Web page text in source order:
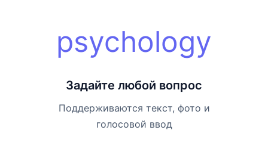
psychology
Задайте любой вопрос
Поддерживаются текст, фото и
голосовой ввод